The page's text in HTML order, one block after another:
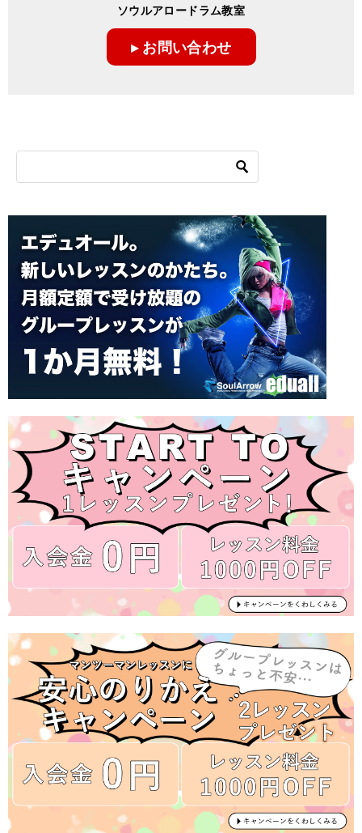
ソウルアロードラム教室
▸ お問い合わせ